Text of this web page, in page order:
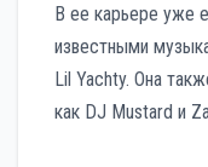
В ее карьере уже
известными
Lil Yachty. Она
как DJ Mustard и